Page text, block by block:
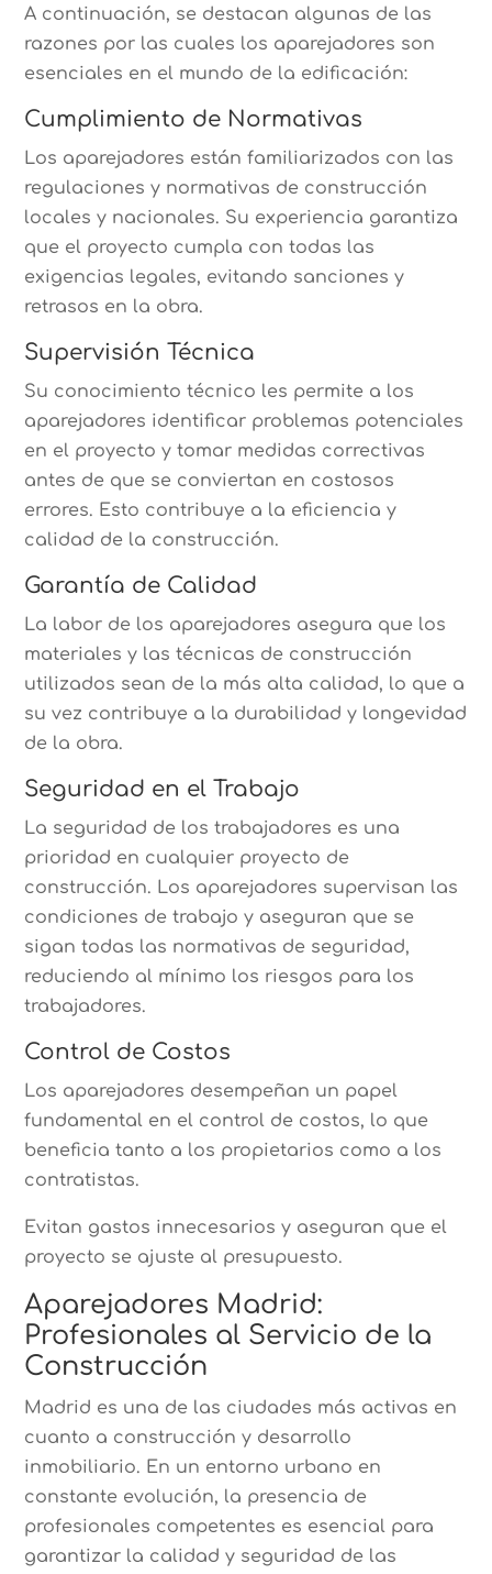
A continuación, se destacan algunas de las
razones por las cuales los aparejadores son
esenciales en el mundo de la edificación:
Cumplimiento de Normativas
Los aparejadores están familiarizados con las
regulaciones y normativas de construcción
locales y nacionales. Su experiencia garantiza
que el proyecto cumpla con todas las
exigencias legales, evitando sanciones y
retrasos en la obra.
Supervisión Técnica
Su conocimiento técnico les permite a los
aparejadores identificar problemas potenciales
en el proyecto y tomar medidas correctivas
antes de que se conviertan en costosos
errores. Esto contribuye a la eficiencia y
calidad de la construcción.
Garantía de Calidad
La labor de los aparejadores asegura que los
materiales y las técnicas de construcción
utilizados sean de la más alta calidad, lo que a
su vez contribuye a la durabilidad y longevidad
de la obra.
Seguridad en el Trabajo
La seguridad de los trabajadores es una
prioridad en cualquier proyecto de
construcción. Los aparejadores supervisan las
condiciones de trabajo y aseguran que se
sigan todas las normativas de seguridad,
reduciendo al mínimo los riesgos para los
trabajadores.
Control de Costos
Los aparejadores desempeñan un papel
fundamental en el control de costos, lo que
beneficia tanto a los propietarios como a los
contratistas.
Evitan gastos innecesarios y aseguran que el
proyecto se ajuste al presupuesto.
Aparejadores Madrid:
Profesionales al Servicio de la
Construcción
Madrid es una de las ciudades más activas en
cuanto a construcción y desarrollo
inmobiliario. En un entorno urbano en
constante evolución, la presencia de
profesionales competentes es esencial para
garantizar la calidad y seguridad de las